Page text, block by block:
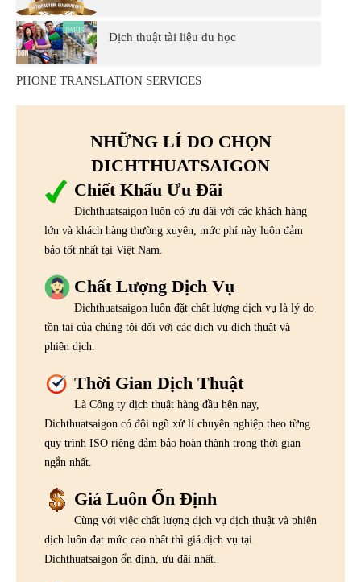
Dịch thuật tài liệu du học
PHONE TRANSLATION SERVICES
NHỮNG LÍ DO CHỌN
DICHTHUATSAIGON
Chiết Khấu Ưu Đãi
Dichthuatsaigon luôn có ưu đãi với các khách hàng
lớn và khách hàng thường xuyên, mức phí này luôn đảm
bảo tốt nhất tại Việt Nam.
Chất Lượng Dịch Vụ
Dichthuatsaigon luôn đặt chất lượng dịch vụ là lý do
tồn tại của chúng tôi đối với các dịch vụ dịch thuật và
phiên dịch.
Thời Gian Dịch Thuật
Là Công ty dịch thuật hàng đầu hện nay,
Dichthuatsaigon có đội ngũ xử lí chuyên nghiệp theo từng
quy trình ISO riêng đảm bảo hoàn thành trong thời gian
ngắn nhất.
Giá Luôn Ổn Định
Cùng với việc chất lượng dịch vụ dịch thuật và phiên
dịch luôn đạt mức cao nhất thì giá dịch vụ tại
Dichthuatsaigon ổn định, ưu đãi nhất.